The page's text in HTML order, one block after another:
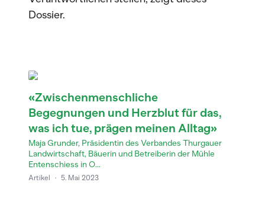
Dossier.
«Zwischenmenschliche
Begegnungen und Herzblut für das,
was ich tue, prägen meinen Alltag»
Maja Grunder, Präsidentin des Verbandes Thurgauer
Landwirtschaft, Bäuerin und Betreiberin der Mühle
Entenschiess in O...
Artikel · 5. Mai 2023